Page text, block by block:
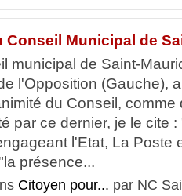
Conseil Municipal de
municipal de Saint-
l'Opposition (Gauche),
du Conseil, comme
par ce dernier, je le cite
l'Etat, La Poste
présence...
Citoyen pour... par NC